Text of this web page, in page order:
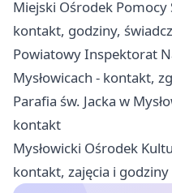
Miejski Ośrodek Pomocy
kontakt, godziny,
Powiatowy Inspektorat
Mysłowicach - kontakt,
Parafia św. Jacka w
kontakt
Mysłowicki Ośrodek
kontakt, zajęcia i godziny